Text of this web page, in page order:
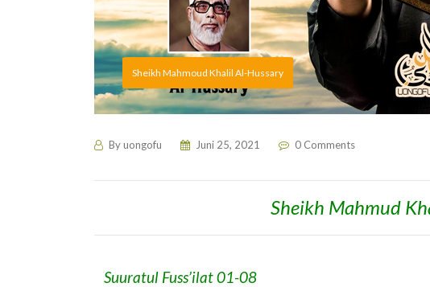
Sheikh Mahmoud Khalil Al-Hussary
Byuongofu Juni 25, 2021 0 Comments
Sheikh Mahmud
Suuratul Fuss’ilat 01-08